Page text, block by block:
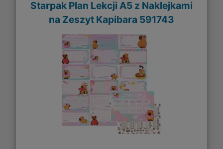
Starpak Plan Lekcji A5 z Naklejkami
na Zeszyt Kapibara 591743